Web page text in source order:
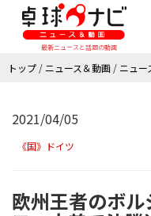
最新ニュースと話題の動画
トップ / ニュース＆動画 / ニュー
2021/04/05
《国》ドイツ
欧州王者のボ